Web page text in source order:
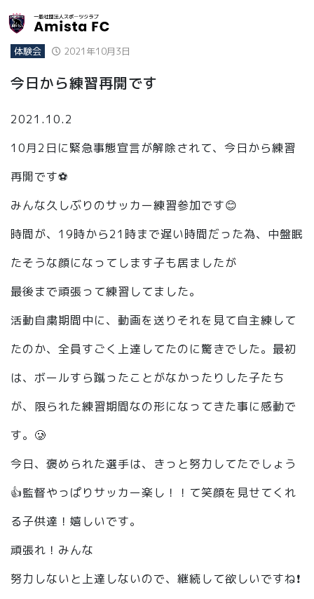
体験会 2021年10月3日
今日から練習再開です
2021.10.2
10月2日に緊急事態宣言が解除されて、今日から練習
再開です⚽️
みんな久しぶりのサッカー練習参加です😊
時間が、19時から21時まで遅い時間だった為、中盤眠
たそうな顔になってします子も居ましたが
最後まで頑張って練習してました。
活動自粛期間中に、動画を送りそれを見て自主練して
たのか、全員すごく上達してたのに驚きでした。最初
は、ボールすら蹴ったことがなかったりした子たち
が、限られた練習期間なの形になってきた事に感動で
す。🥲
今日、褒められた選手は、きっと努力してたでしょう
👍監督やっぱりサッカー楽し！！て笑顔を見せてくれ
る子供達！嬉しいです。
頑張れ！みんな
努力しないと上達しないので、継続して欲しいですね❗️